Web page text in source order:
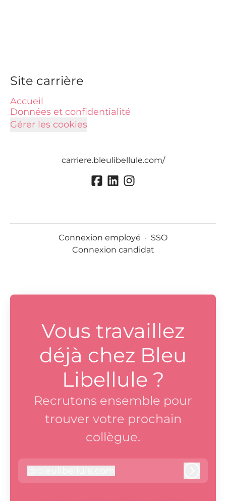
Site carrière
Accueil
Données et confidentialité
Gérer les cookies
carriere.bleulibellule.com/
Connexion employé · SSO
Connexion candidat
Vous travaillez
déjà chez Bleu
Libellule ?
Recrutons ensemble pour
trouver votre prochain
collègue.
bleulibellule.com